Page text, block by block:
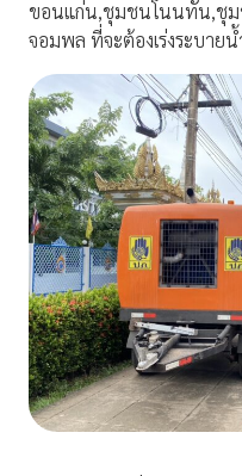
ขอนแก่น,ชุมชนโนนทัน,ชุม
จอมพล ที่จะต้องเร่งระบาย